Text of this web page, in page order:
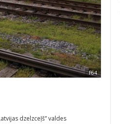
F64
dzelzceļš” valdes